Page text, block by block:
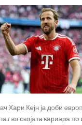
Хари Кејн ја доби
во својата кариера по